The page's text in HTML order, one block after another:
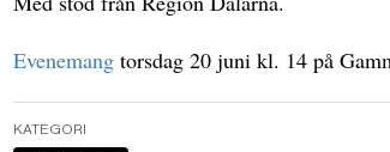
Evenemang torsdag 20 juni kl. 14 på
KATEGORI